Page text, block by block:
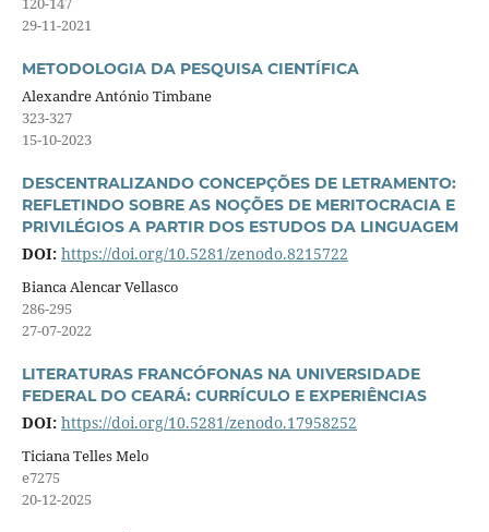
29-11-2021
METODOLOGIA DA PESQUISA CIENTÍFICA
Alexandre António Timbane
323-327
15-10-2023
DESCENTRALIZANDO CONCEPÇÕES DE LETRAMENTO:
REFLETINDO SOBRE AS NOÇÕES DE MERITOCRACIA E
PRIVILÉGIOS A PARTIR DOS ESTUDOS DA LINGUAGEM
DOI: https://doi.org/10.5281/zenodo.8215722
Bianca Alencar Vellasco
286-295
27-07-2022
LITERATURAS FRANCÓFONAS NA UNIVERSIDADE
FEDERAL DO CEARÁ: CURRÍCULO E EXPERIÊNCIAS
DOI: https://doi.org/10.5281/zenodo.17958252
Ticiana Telles Melo
e7275
20-12-2025